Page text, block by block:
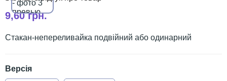
9,60 грн.
Стакан-непереливайка подвійний або одинарний
Версія